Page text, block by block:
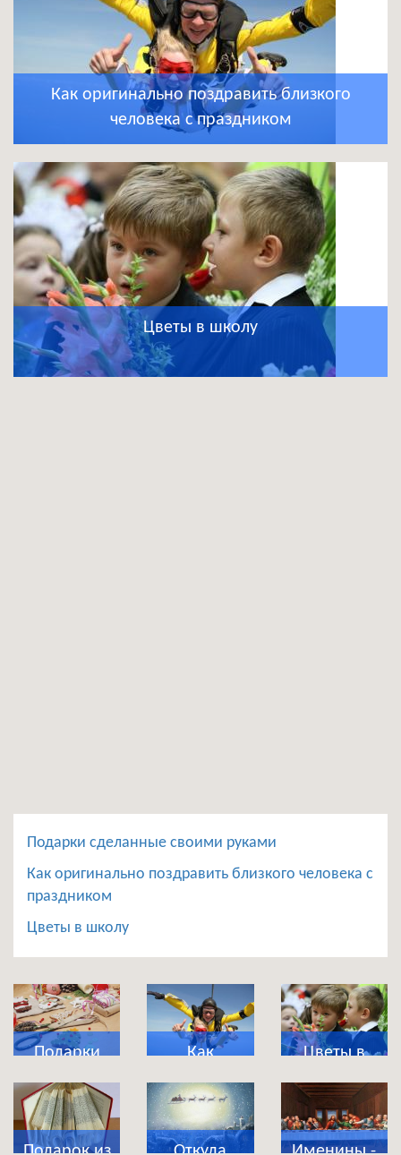
Как оригинально поздравить близкого
человека с праздником
Цветы в школу
Подарки сделанные своими руками
Как оригинально поздравить близкого человека с
праздником
Цветы в школу
Подарки
сделанные
своими
руками
Как
оригинально
поздравить
близкого
Цветы в
школу
Подарок из Откуда Именины -